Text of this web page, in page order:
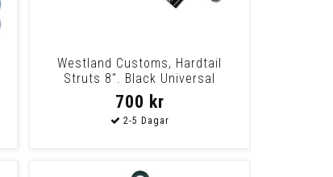
Westland Customs, Hardtail
Struts 8". Black Universal
700 kr